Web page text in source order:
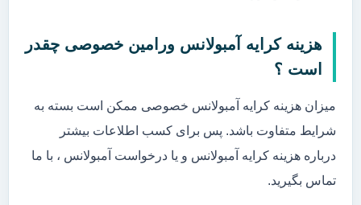
هزینه کرایه آمبولانس ورامین خصوصی چقدر
است ؟
میزان هزینه کرایه آمبولانس خصوصی ممکن است بسته به
شرایط متفاوت باشد. پس برای کسب اطلاعات بیشتر
درباره هزینه کرایه آمبولانس و یا درخواست آمبولانس ، با ما
تماس بگیرید.